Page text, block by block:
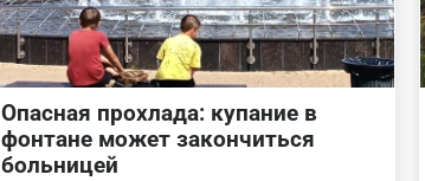
Опасная прохлада: купание в
фонтане может закончиться
больницей